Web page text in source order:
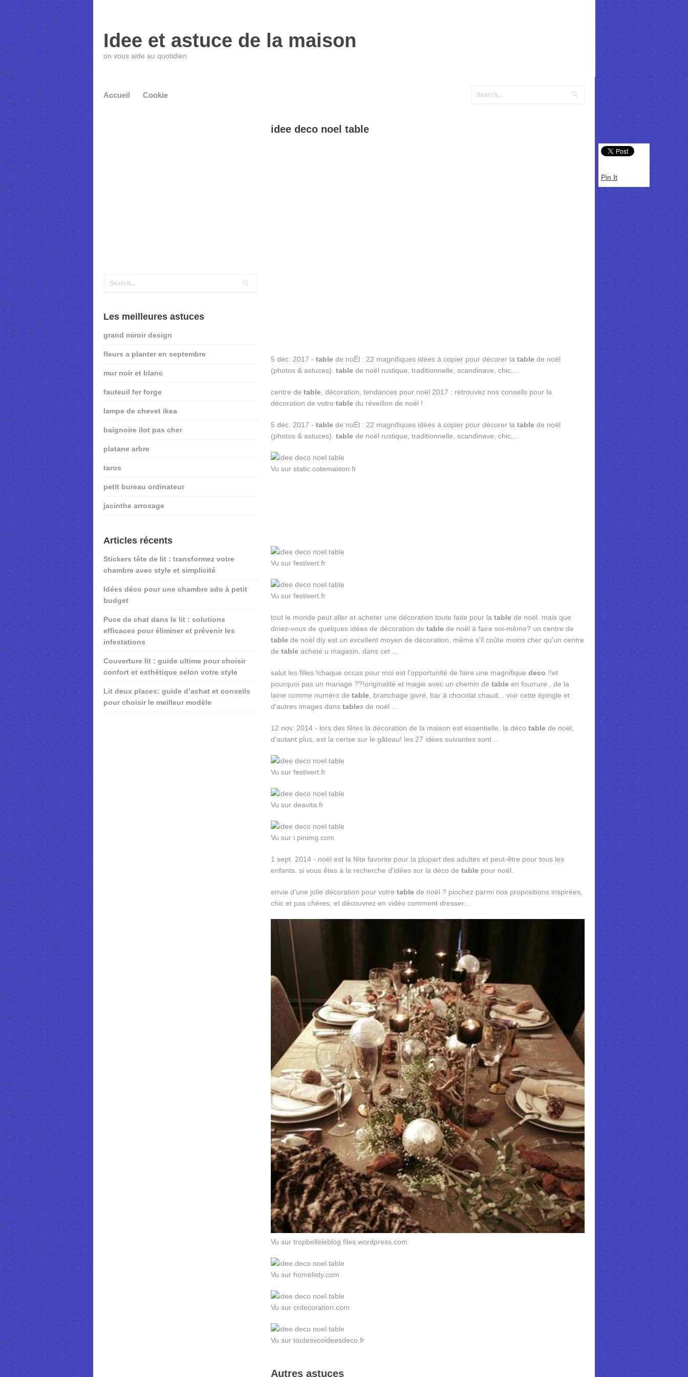
Idee et astuce de la maison
on vous aide au quotidien
Accueil Cookie
idee deco noel table
5 déc. 2017 - tablede noËl : 22 magnifiques idées à copier pour décorer la tablede noël
(photos & astuces). tablede noël rustique, traditionnelle, scandinave, chic,...
centre de table, décoration, tendances pour noël 2017 : retrouvez nos conseils pour la
décoration de votre tabledu réveillon de noël !
5 déc. 2017 - tablede noËl : 22 magnifiques idées à copier pour décorer la tablede noël
(photos & astuces). tablede noël rustique, traditionnelle, scandinave, chic,...
Vu sur static.cotemaison.fr
Vu sur festivert.fr
Vu sur festivert.fr
tout le monde peut aller et acheter une décoration toute faite pour la tablede noël. mais que
diriez-vous de quelques idées de décoration de tablede noël à faire soi-même? un centre de
tablede noël diy est un excellent moyen de décoration, même s'il coûte moins cher qu'un centre
de tableacheté u magasin. dans cet ...
salut les filles !chaque occas pour moi est l'opportunité de faire une magnifique deco !!et
pourquoi pas un mariage ??!originalité et magie avec un chemin de tableen fourrure , de la
laine comme numéro de table, branchage givré, bar à chocolat chaud... voir cette épingle et
d'autres images dans tables de noël ...
12 nov. 2014 - lors des fêtes la décoration de la maison est essentielle. la déco tablede noël,
d'autant plus, est la cerise sur le gâteau! les 27 idées suivantes sont ..
Vu sur festivert.fr
Vu sur deavita.fr
Vu sur i.pinimg.com
1 sept. 2014 - noël est la fête favorite pour la plupart des adultes et peut-être pour tous les
enfants. si vous êtes à la recherche d'idées sur la déco de tablepour noël.
envie d'une jolie décoration pour votre tablede noël ? piochez parmi nos propositions inspirées,
chic et pas chères, et découvrez en vidéo comment dresser...
Vu sur tropbelleleblog.files.wordpress.com
Vu sur homelisty.com
Vu sur crdecoration.com
Vu sur toutesvosideesdeco.fr
Pin It
Autres astuces
Les meilleures astuces
grand miroir design
fleurs a planter en septembre
mur noir et blanc
fauteuil fer forge
lampe de chevet ikea
baignoire ilot pas cher
platane arbre
taros
petit bureau ordinateur
jacinthe arrosage
Articles récents
Stickers tête de lit : transformez votre
chambre avec style et simplicité
Idées déco pour une chambre ado à petit
budget
Puce de chat dans le lit : solutions
efficaces pour éliminer et prévenir les
infestations
Couverture lit : guide ultime pour choisir
confort et esthétique selon votre style
Lit deux places: guide d’achat et conseils
pour choisir le meilleur modèle